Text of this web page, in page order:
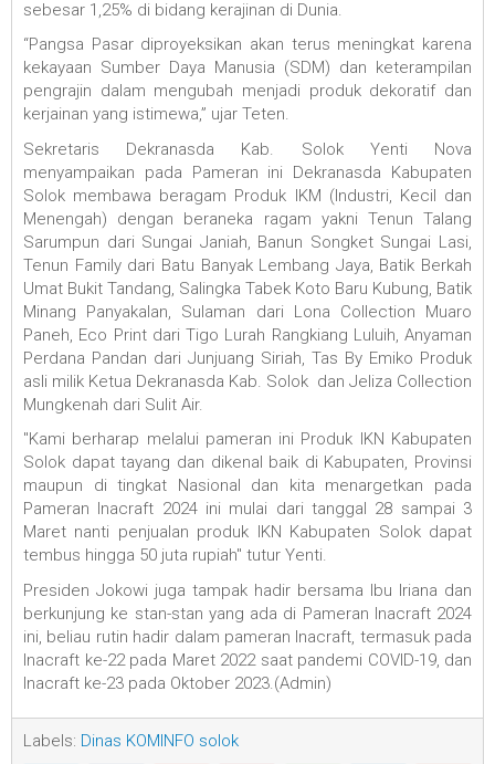
sebesar 1,25% di bidang kerajinan di Dunia.
“Pangsa Pasar diproyeksikan akan terus meningkat karena
kekayaan Sumber Daya Manusia (SDM) dan keterampilan
pengrajin dalam mengubah menjadi produk dekoratif dan
kerjainan yang istimewa,” ujar Teten.
Sekretaris Dekranasda Kab. Solok Yenti Nova
menyampaikan pada Pameran ini Dekranasda Kabupaten
Solok membawa beragam Produk IKM (Industri, Kecil dan
Menengah) dengan beraneka ragam yakni Tenun Talang
Sarumpun dari Sungai Janiah, Banun Songket Sungai Lasi,
Tenun Family dari Batu Banyak Lembang Jaya, Batik Berkah
Umat Bukit Tandang, Salingka Tabek Koto Baru Kubung, Batik
Minang Panyakalan, Sulaman dari Lona Collection Muaro
Paneh, Eco Print dari Tigo Lurah Rangkiang Luluih, Anyaman
Perdana Pandan dari Junjuang Siriah, Tas By Emiko Produk
asli milik Ketua Dekranasda Kab. Solok dan Jeliza Collection
Mungkenah dari Sulit Air.
"Kami berharap melalui pameran ini Produk IKN Kabupaten
Solok dapat tayang dan dikenal baik di Kabupaten, Provinsi
maupun di tingkat Nasional dan kita menargetkan pada
Pameran Inacraft 2024 ini mulai dari tanggal 28 sampai 3
Maret nanti penjualan produk IKN Kabupaten Solok dapat
tembus hingga 50 juta rupiah" tutur Yenti.
Presiden Jokowi juga tampak hadir bersama Ibu Iriana dan
berkunjung ke stan-stan yang ada di Pameran Inacraft 2024
ini, beliau rutin hadir dalam pameran Inacraft, termasuk pada
Inacraft ke-22 pada Maret 2022 saat pandemi COVID-19, dan
Inacraft ke-23 pada Oktober 2023.(Admin)
Labels: Dinas KOMINFO solok